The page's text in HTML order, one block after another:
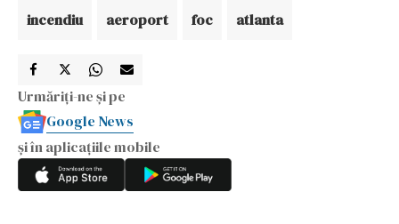
incendiu aeroport foc atlanta
Urmăriți-ne și pe
Google News
și în aplicațiile mobile